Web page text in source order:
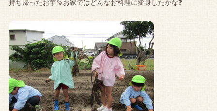
持ち帰ったお芋🍠お家ではどんなお料理に変身したかな❓